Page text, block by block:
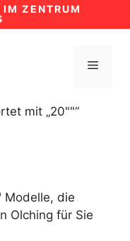
IM ZENTRUM
MENÜ
mit „20""“
Modelle, die
Olching für Sie